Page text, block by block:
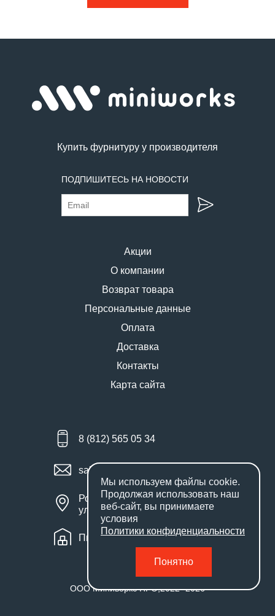
Купить фурнитуру у производителя
ПОДПИШИТЕСЬ НА НОВОСТИ
Акции
О компании
Возврат товара
Персональные данные
Оплата
Доставка
Контакты
Карта сайта
8 (812) 565 05 34
sales@miniworks.ru
Россия, Санкт-Петербург,
улица Маршала Новикова, 28Е
Пн – Пт: с 9:00 до 18:00
ООО Миниворкс ПРО,2022- 2026
Мы используем файлы cookie.
Продолжая использовать наш
веб-сайт, вы принимаете
условия
Политики конфиденциальности
Понятно